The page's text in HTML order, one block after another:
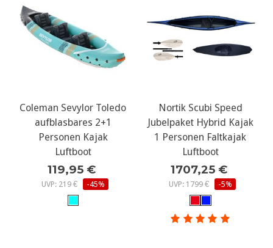
Coleman Sevylor Toledo
aufblasbares 2+1
Personen Kajak
Luftboot
119,95 €
UVP: 219 € -45%
Nortik Scubi Speed
Jubelpaket Hybrid Kajak
1 Personen Faltkajak
Luftboot
1707,25 €
UVP: 1799 € -5%